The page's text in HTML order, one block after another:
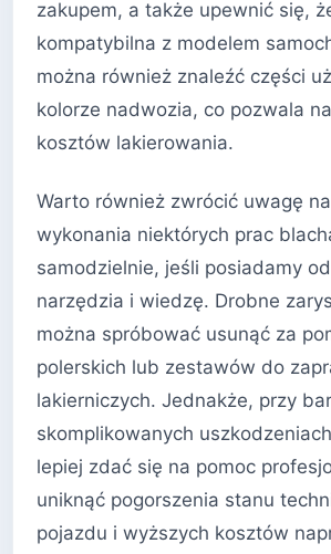
zakupem, a także upewnić się,
kompatybilna z modelem
można również znaleźć części
kolorze nadwozia, co pozwala
kosztów lakierowania.
Warto również zwrócić uwagę
wykonania niektórych prac
samodzielnie, jeśli posiadamy
narzędzia i wiedzę. Drobne
można spróbować usunąć za
polerskich lub zestawów do
lakierniczych. Jednakże, przy
skomplikowanych
lepiej zdać się na pomoc
uniknąć pogorszenia stanu
pojazdu i wyższych kosztów